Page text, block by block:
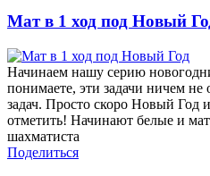
Мат в 1 ход под Новый
Начинаем нашу серию
понимаете, эти задачи ничем
задач. Просто скоро Новый Год
отметить! Начинают белые и
шахматиста
Поделиться